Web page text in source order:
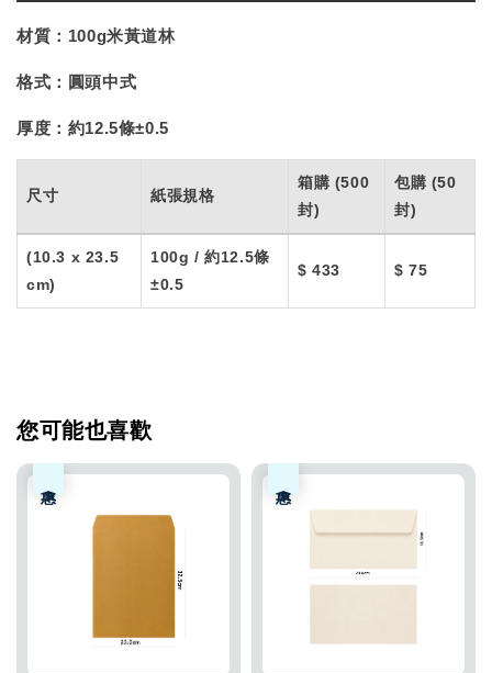
材質： 100g米黃道林
格式： 圓頭中式
厚度： 約12.5條±0.5
尺寸 紙張規格
箱購 (500
封)
包購 (50
封)
(10.3 x 23.5
cm)
100g / 約12.5條
±0.5
$ 433 $ 75
您可能也喜歡